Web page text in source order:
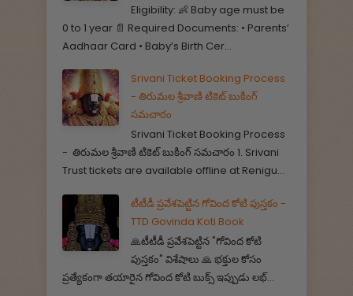
Eligibility: 👶 Baby age must be
0 to 1 year 📄 Required Documents: • Parents’
Aadhaar Card • Baby’s Birth Cer...
Srivani Ticket Booking Process
- తిరుమల శ్రీవాణి టికెట్ బుకింగ్
సమచారం
Srivani Ticket Booking Process
- తిరుమల శ్రీవాణి టికెట్ బుకింగ్ సమచారం 1. Srivani
Trust tickets are available offline at Renigu...
టీటీడీ ప్రవేశపెట్టిన గోవింద కోటి పుస్తకం -
TTD Govinda Koti Book
🙏టీటీడీ ప్రవేశపెట్టిన "గోవింద కోటి
పుస్తకం" విశేషాలు 🙏 భక్తుల కోసం
ప్రత్యేకంగా తయారైన గోవింద కోటి బుక్స్ ఇప్పుడు లభ్...